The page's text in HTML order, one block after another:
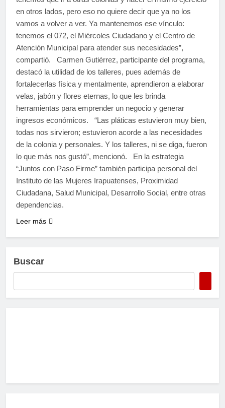
en otros lados, pero eso no quiere decir que ya no los
vamos a volver a ver. Ya mantenemos ese vínculo:
tenemos el 072, el Miércoles Ciudadano y el Centro de
Atención Municipal para atender sus necesidades”,
compartió. Carmen Gutiérrez, participante del programa,
destacó la utilidad de los talleres, pues además de
fortalecerlas física y mentalmente, aprendieron a elaborar
velas, jabón y flores eternas, lo que les brinda
herramientas para emprender un negocio y generar
ingresos económicos. “Las pláticas estuvieron muy bien,
todas nos sirvieron; estuvieron acorde a las necesidades
de la colonia y personales. Y los talleres, ni se diga, fueron
lo que más nos gustó”, mencionó. En la estrategia
“Juntos con Paso Firme” también participa personal del
Instituto de las Mujeres Irapuatenses, Proximidad
Ciudadana, Salud Municipal, Desarrollo Social, entre otras
dependencias.
Leer más
Buscar